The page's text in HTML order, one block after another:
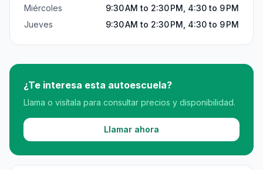
Miércoles
9:30 AM to 2:30 PM, 4:30 to 9 PM
Jueves
9:30 AM to 2:30 PM, 4:30 to 9 PM
¿Te interesa esta autoescuela?
Llama o visítala para consultar precios y disponibilidad.
Llamar ahora